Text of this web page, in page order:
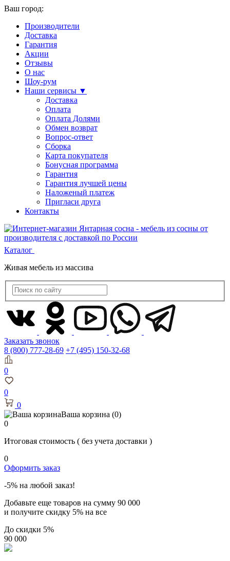
Ваш город:
Производители
Доставка
Гарантия
Акции
Отзывы
О нас
Шоу-рум
Наши сервисы ▼
Доставка
Оплата
Оплата Долями
Обмен возврат
Вопрос-ответ
Сборка
Карта покупателя
Бонусная программа
Гарантия
Гарантия лучшей цены
Наложеный платеж
Пригласи друга
Контакты
Каталог
Живая мебель из массива
Заказать звонок
8 (800) 777-28-69 +7 (495) 150-32-68
0
0
0
Ваша корзина (0)
0
Итоговая стоимость ( без учета доставки )
0
Оформить заказ
-5% на любой заказ!
Добавьте еще товаров на сумму 90 000
и получите скидку 5% на все
До скидки 5%
90 000